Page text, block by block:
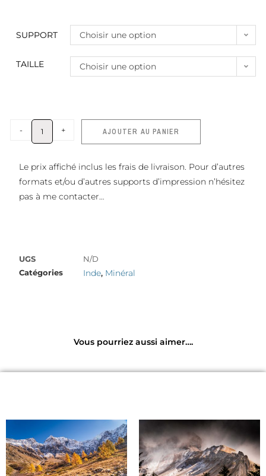
SUPPORT Choisir une option
TAILLE Choisir une option
- + AJOUTER AU PANIER
Le prix affiché inclus les frais de livraison. Pour d’autres
formats et/ou d’autres supports d’impression n’hésitez
pas à me contacter…
UGS
N/D
Catégories
Inde, Minéral
Vous pourriez aussi aimer….